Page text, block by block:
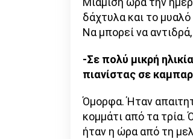
δάχτυλα και το
Να μπορεί να
-Σε πολύ μικρή
πιανίστας σε
Όμορφα. Ήταν
κομμάτι από τα τρία.
ήταν η ώρα από τη